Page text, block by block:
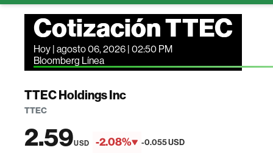
Cotización TTEC
Hoy | agosto 06, 2026 | 02:50 PM
Bloomberg Línea
TTEC Holdings Inc
TTEC
2.59USD -2.08% -0.055 USD